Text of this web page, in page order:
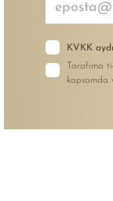
KVKK
Tarafıma
kapsamda